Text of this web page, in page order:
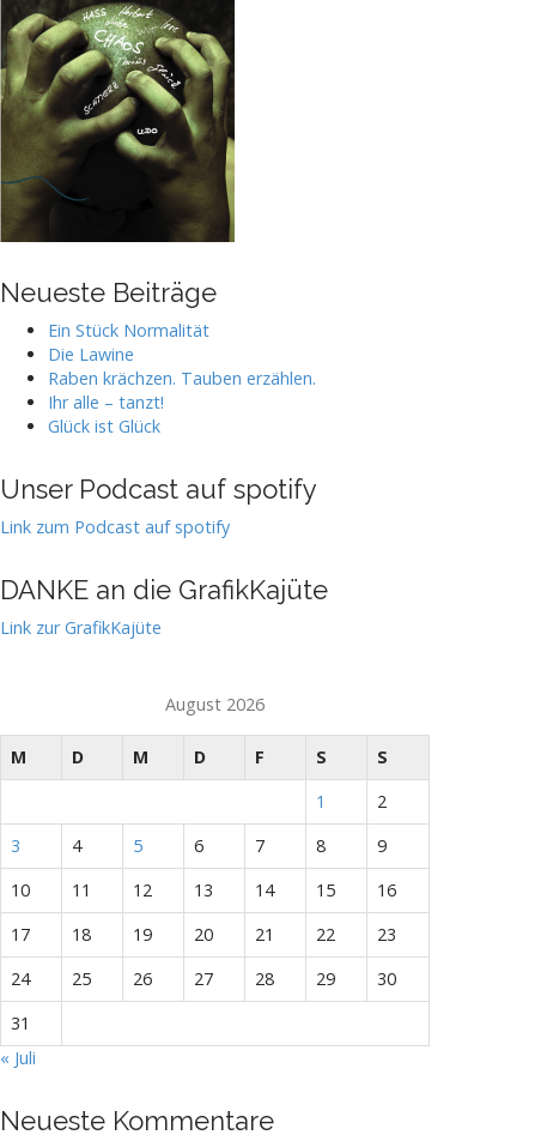
Neueste Beiträge
Ein Stück Normalität
Die Lawine
Raben krächzen. Tauben erzählen.
Ihr alle – tanzt!
Glück ist Glück
Unser Podcast auf spotify
Link zum Podcast auf spotify
DANKE an die GrafikKajüte
Link zur GrafikKajüte
August 2026
M D M D F S
S
1
2
3
4 5 6 7 8
9
10
11 12 13 14 15
16
17
18 19 20 21 22
23
24
25 26 27 28 29
30
31
« Juli
Neueste Kommentare